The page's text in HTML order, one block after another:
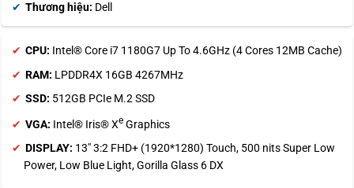
Thương hiệu: Dell
CPU: Intel® Core i7 1180G7 Up To 4.6GHz (4 Cores 12MB Cache)
RAM: LPDDR4X 16GB 4267MHz
SSD: 512GB PCIe M.2 SSD
VGA: Intel® Iris® Xe Graphics
DISPLAY: 13″ 3:2 FHD+ (1920*1280) Touch, 500 nits Super Low
Power, Low Blue Light, Gorilla Glass 6 DX